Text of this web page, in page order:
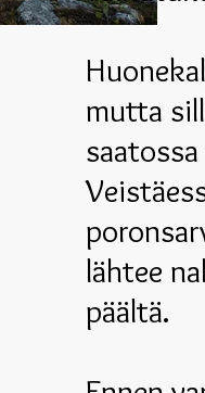
mutta
lähtee
päältä.